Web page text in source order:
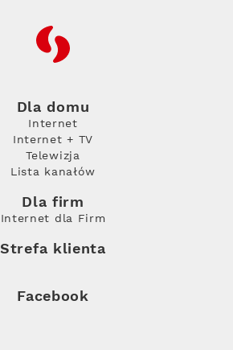
RFC
Dla domu
Internet
Internet + TV
Telewizja
Lista kanałów
Dla firm
Internet dla Firm
Strefa klienta
Facebook